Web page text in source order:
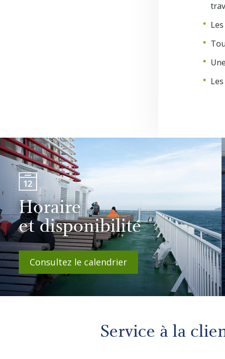
Horaire
et disponibilité
Consultez le calendrier
Service à la